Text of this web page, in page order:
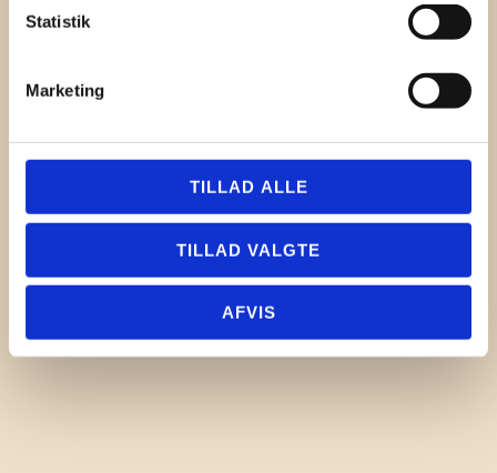
Statistik
Marketing
TILLAD ALLE
TILLAD VALGTE
AFVIS